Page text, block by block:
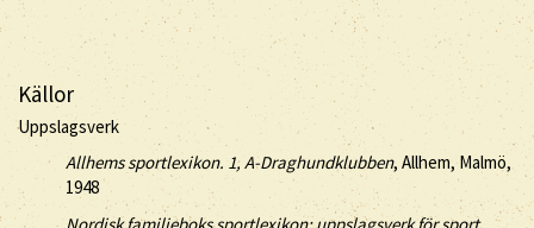
Källor
Uppslagsverk
Allhems sportlexikon. 1, A-Draghundklubben, Allhem, Malmö,
1948